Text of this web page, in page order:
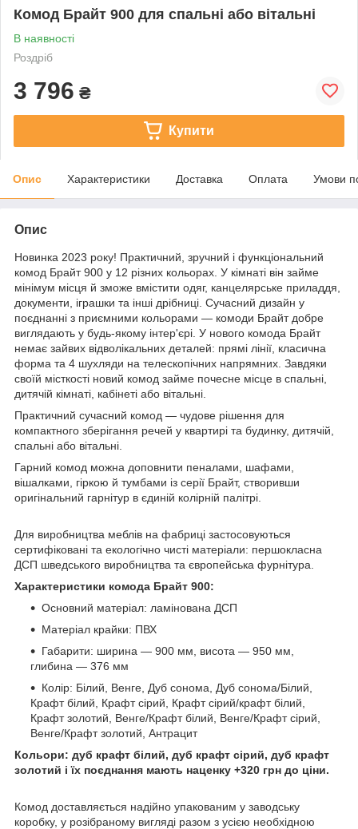
Комод Брайт 900 для спальні або вітальні
В наявності
Роздріб
3 796 ₴
Купити
Опис Характеристики Доставка Оплата Умови
Опис
Новинка 2023 року! Практичний, зручний і функціональний
комод Брайт 900 у 12 різних кольорах. У кімнаті він займе
мінімум місця й зможе вмістити одяг, канцелярське приладдя,
документи, іграшки та інші дрібниці. Сучасний дизайн у
поєднанні з приємними кольорами — комоди Брайт добре
виглядають у будь-якому інтер'єрі. У нового комода Брайт
немає зайвих відволікальних деталей: прямі лінії, класична
форма та 4 шухляди на телескопічних напрямних. Завдяки
своїй місткості новий комод займе почесне місце в спальні,
дитячій кімнаті, кабінеті або вітальні.
Практичний сучасний комод — чудове рішення для
компактного зберігання речей у квартирі та будинку, дитячій,
спальні або вітальні.
Гарний комод можна доповнити пеналами, шафами,
вішалками, гіркою й тумбами із серії Брайт, створивши
оригінальний гарнітур в єдиній колірній палітрі.
Для виробництва меблів на фабриці застосовуються
сертифіковані та екологічно чисті матеріали: першокласна
ДСП шведського виробництва та європейська фурнітура.
Характеристики комода Брайт 900:
Основний матеріал: ламінована ДСП
Матеріал крайки: ПВХ
Габарити: ширина — 900 мм, висота — 950 мм,
глибина — 376 мм
Колір: Білий, Венге, Дуб сонома, Дуб сонома/Білий,
Крафт білий, Крафт сірий, Крафт сірий/крафт білий,
Крафт золотий, Венге/Крафт білий, Венге/Крафт сірий,
Венге/Крафт золотий, Антрацит
Кольори: дуб крафт білий, дуб крафт сірий, дуб крафт
золотий і їх поєднання мають наценку +320 грн до ціни.
Комод доставляється надійно упакованим у заводську
коробку, у розібраному вигляді разом з усією необхідною